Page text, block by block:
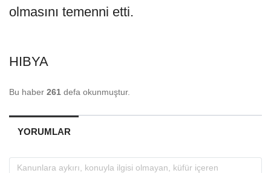
olmasını temenni etti.
HIBYA
Bu haber 261 defa okunmuştur.
YORUMLAR